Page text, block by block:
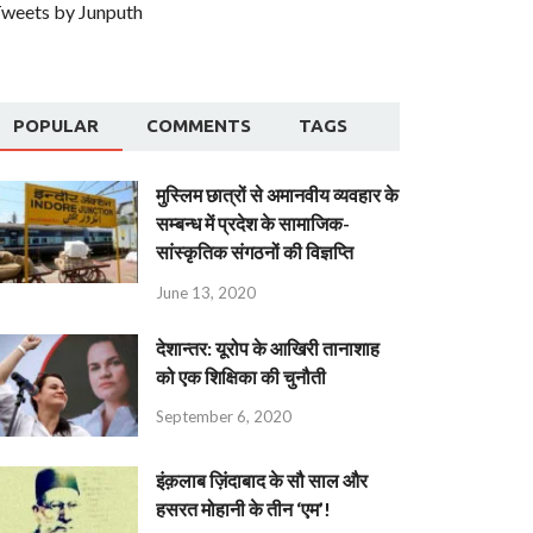
by Junputh
POPULAR COMMENTS TAGS
मुस्लिम छात्रों से अमानवीय व्यवहार के
सम्बन्ध में प्रदेश के सामाजिक-
सांस्कृतिक संगठनों की विज्ञप्ति
June 13, 2020
देशान्‍तर: यूरोप के आखिरी तानाशाह
को एक शिक्षिका की चुनौती
September 6, 2020
इंक़लाब ज़िंदाबाद के सौ साल और
हसरत मोहानी के तीन ‘एम’!